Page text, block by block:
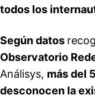
todos los
Según datos
Observatorio
Análisys, más del
desconocen la